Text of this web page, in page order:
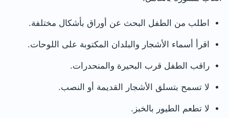
اطلب من الطفل البحث عن أوراق بأشكال مختلفة.
اقرأ أسماء الأشجار والبلدان المكتوبة على اللوحات.
راقب الطفل قرب البحيرة والمنحدرات.
لا تسمح بتسلق الأشجار القديمة أو النصب.
لا تطعم الطيور بالخبز.